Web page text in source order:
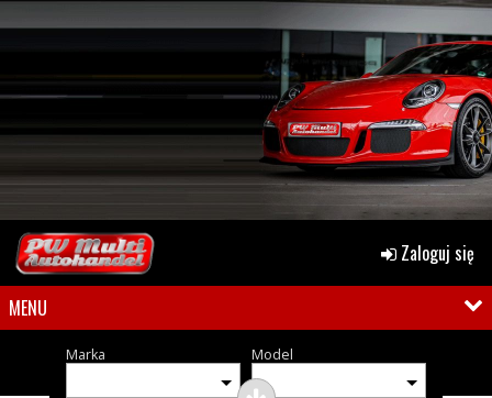
Zaloguj się
MENU
Marka Model